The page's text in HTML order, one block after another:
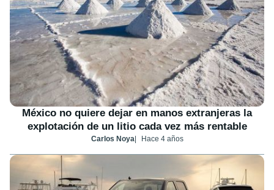
México no quiere dejar en manos extranjeras la
explotación de un litio cada vez más rentable
Carlos Noya Hace 4 años